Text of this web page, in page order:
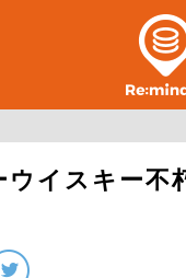
イスキー不